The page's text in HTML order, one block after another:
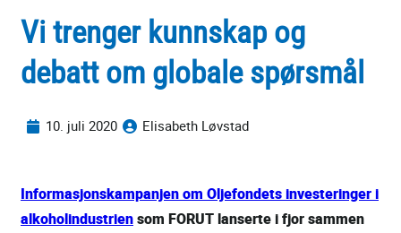
Vi trenger kunnskap og
debatt om globale spørsmål
10. juli 2020 Elisabeth Løvstad
Informasjonskampanjen om Oljefondets investeringer i
alkoholindustriensom FORUT lanserte i fjor sammen